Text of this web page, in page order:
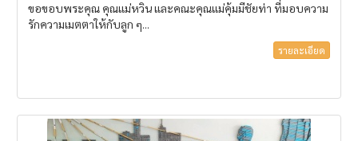
ขอขอบพระคุณ คุณแม่หวิน และคณะคุณแม่คุ้มมีชัยท่า ที่มอบความ
รักความเมตตาให้กับลูก ๆ...
รายละเอียด